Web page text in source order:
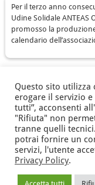
Per il terzo anno
Udine Solidale ANTEAS
promosso la
calendario
Associazione
della Regione Friuli
via Battistig, 60 -33100
Questo sito utilizza
erogare il servizio
tutti”, acconsenti
"Rifiuta" non
tranne quelli
potrai fornire un
servizi, l'utente
Privacy Policy.